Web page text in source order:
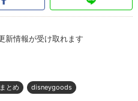
新情報が受け取れます
とめ disneygoods